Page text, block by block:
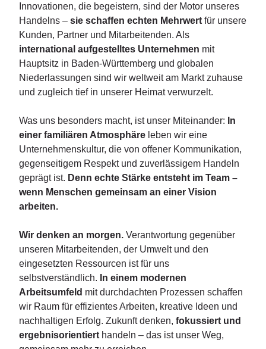
Innovationen, die begeistern, sind der Motor unseres
Handelns – sie schaffen echten Mehrwert für unsere
Kunden, Partner und Mitarbeitenden. Als
international aufgestelltes Unternehmen mit
Hauptsitz in Baden-Württemberg und globalen
Niederlassungen sind wir weltweit am Markt zuhause
und zugleich tief in unserer Heimat verwurzelt.
Was uns besonders macht, ist unser Miteinander: In
einer familiären Atmosphäre leben wir eine
Unternehmenskultur, die von offener Kommunikation,
gegenseitigem Respekt und zuverlässigem Handeln
geprägt ist. Denn echte Stärke entsteht im Team –
wenn Menschen gemeinsam an einer Vision
arbeiten.
Wir denken an morgen. Verantwortung gegenüber
unseren Mitarbeitenden, der Umwelt und den
eingesetzten Ressourcen ist für uns
selbstverständlich. In einem modernen
Arbeitsumfeld mit durchdachten Prozessen schaffen
wir Raum für effizientes Arbeiten, kreative Ideen und
nachhaltigen Erfolg. Zukunft denken, fokussiert und
ergebnisorientiert handeln – das ist unser Weg,